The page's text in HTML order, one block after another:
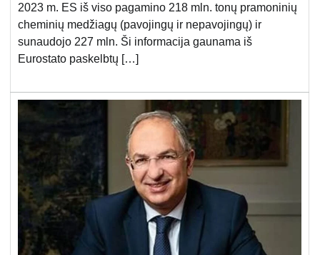
2023 m. ES iš viso pagamino 218 mln. tonų pramoninių
cheminių medžiagų (pavojingų ir nepavojingų) ir
sunaudojo 227 mln. Ši informacija gaunama iš
Eurostato paskelbtų […]